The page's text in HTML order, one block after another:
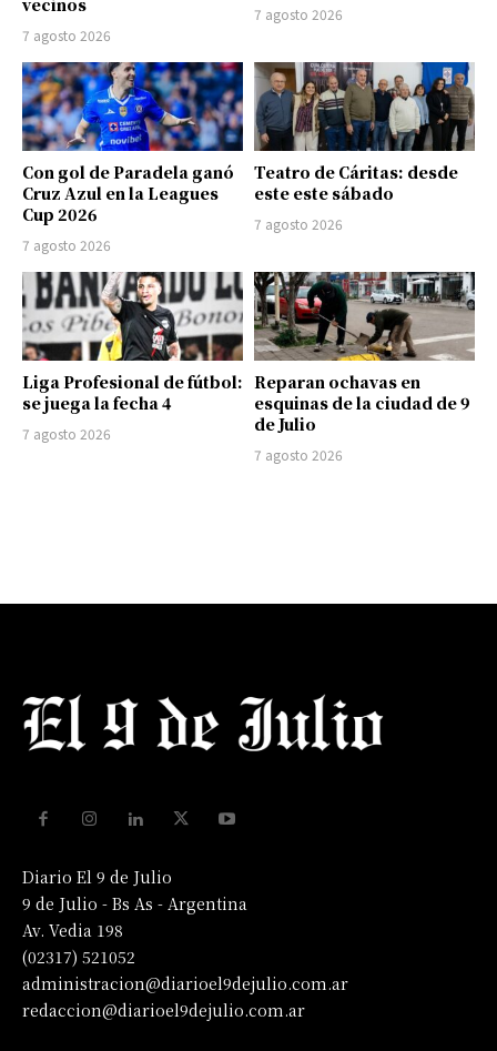
vecinos
7 agosto 2026
7 agosto 2026
Con gol de Paradela ganó
Cruz Azul en la Leagues
Cup 2026
7 agosto 2026
Teatro de Cáritas: desde
este este sábado
7 agosto 2026
Liga Profesional de fútbol:
se juega la fecha 4
7 agosto 2026
Reparan ochavas en
esquinas de la ciudad de 9
de Julio
7 agosto 2026
Diario El 9 de Julio
9 de Julio - Bs As - Argentina
Av. Vedia 198
(02317) 521052
administracion@diarioel9dejulio.com.ar
redaccion@diarioel9dejulio.com.ar